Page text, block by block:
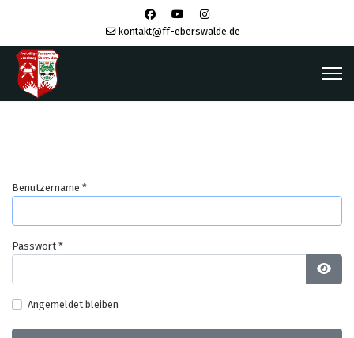
kontakt@ff-eberswalde.de
Benutzername *
Passwort *
Angemeldet bleiben